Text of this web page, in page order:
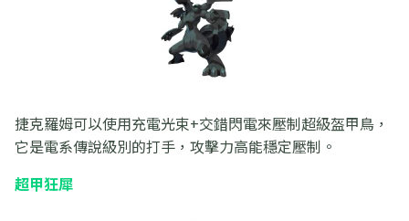
捷克羅姆可以使用充電光束+交錯閃電來壓制超級盔甲鳥，
它是電系傳說級別的打手，攻擊力高能穩定壓制。
超甲狂犀